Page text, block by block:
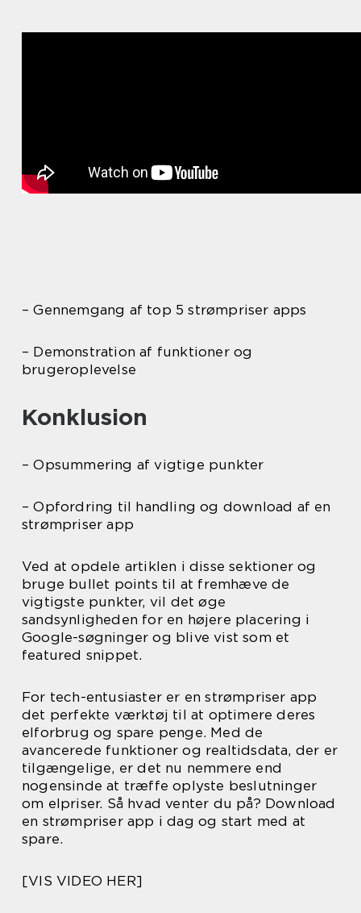
– Gennemgang af top 5 strømpriser apps
– Demonstration af funktioner og
brugeroplevelse
Konklusion
– Opsummering af vigtige punkter
– Opfordring til handling og download af en
strømpriser app
Ved at opdele artiklen i disse sektioner og
bruge bullet points til at fremhæve de
vigtigste punkter, vil det øge
sandsynligheden for en højere placering i
Google-søgninger og blive vist som et
featured snippet.
For tech-entusiaster er en strømpriser app
det perfekte værktøj til at optimere deres
elforbrug og spare penge. Med de
avancerede funktioner og realtidsdata, der er
tilgængelige, er det nu nemmere end
nogensinde at træffe oplyste beslutninger
om elpriser. Så hvad venter du på? Download
en strømpriser app i dag og start med at
spare.
[VIS VIDEO HER]